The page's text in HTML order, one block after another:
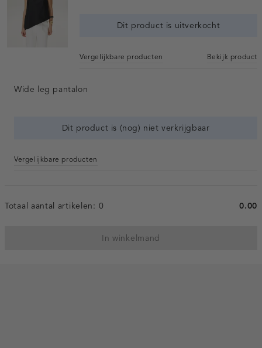
Dit product is uitverkocht
Vergelijkbare producten Bekijk product
Wide leg pantalon
Dit product is (nog) niet verkrijgbaar
Vergelijkbare producten
Totaal aantal artikelen: 0 0.00
In winkelmand